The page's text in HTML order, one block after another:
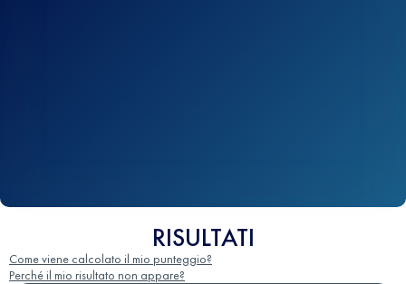
RISULTATI
Come viene calcolato il mio punteggio?
Perché il mio risultato non appare?